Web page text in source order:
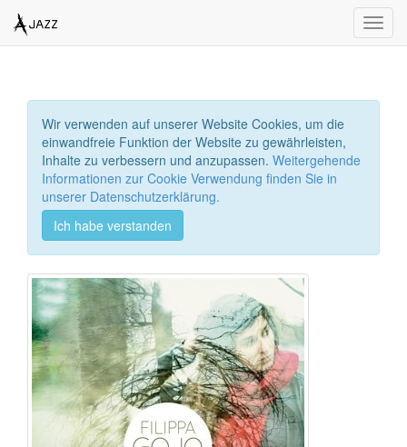
Wir verwenden auf unserer Website Cookies, um die
einwandfreie Funktion der Website zu gewährleisten,
Inhalte zu verbessern und anzupassen. Weitergehende
Informationen zur Cookie Verwendung finden Sie in
unserer Datenschutzerklärung.
Ich habe verstanden